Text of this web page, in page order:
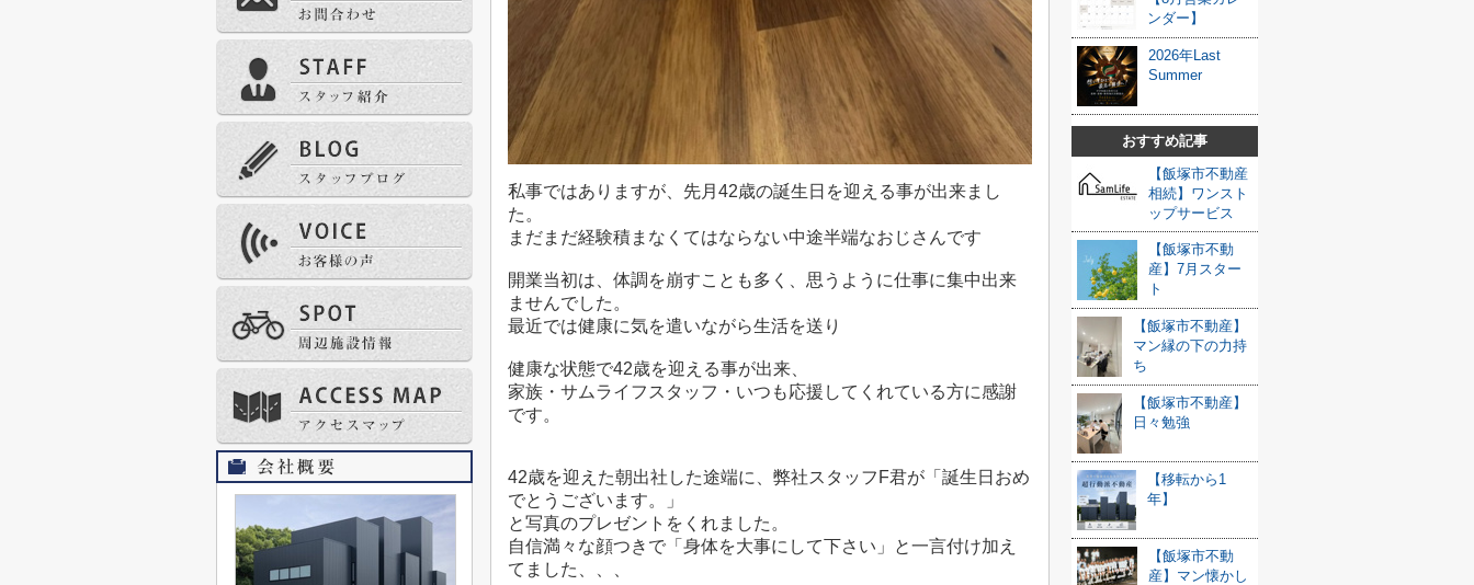
私事ではありますが、先月42歳の誕生日を迎える事が出来まし
た。
まだまだ経験積まなくてはならない中途半端なおじさんです
開業当初は、体調を崩すことも多く、思うように仕事に集中出来
ませんでした。
最近では健康に気を遣いながら生活を送り
健康な状態で42歳を迎える事が出来、
家族・サムライフスタッフ・いつも応援してくれている方に感謝
です。
42歳を迎えた朝出社した途端に、弊社スタッフF君が「誕生日おめ
でとうございます。」
と写真のプレゼントをくれました。
自信満々な顔つきで「身体を大事にして下さい」と一言付け加え
てました、、、
ンダー】
2026年Last
Summer
おすすめ記事
【飯塚市不動産
相続】ワンスト
ップサービス
【飯塚市不動
産】7月スター
ト
【飯塚市不動産】
マン縁の下の力持
ち
【飯塚市不動産】
日々勉強
【移転から1
年】
【飯塚市不動
産】マン懐かし